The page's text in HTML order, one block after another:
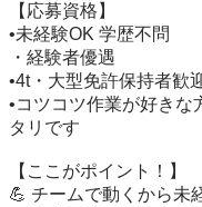
【応募資格】
•未経験OK 学歴不問
・経験者優遇
•4t・大型免許保持者歓
•コツコツ作業が好きな
タリです
【ここがポイント！】
💪 チームで動くから未